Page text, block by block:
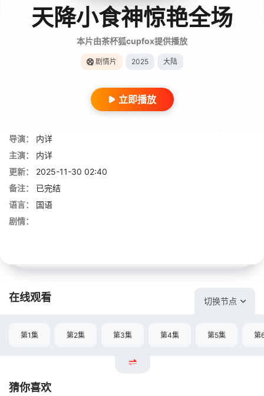
天降小食神惊艳全场
本片由茶杯狐cupfox提供播放
剧情片 2025 大陆
立即播放
导演：
内详
主演：
内详
更新：
2025-11-30 02:40
备注：
已完结
语言：
国语
剧情：
在线观看 切换节点
第1集 第2集 第3集 第4集 第5集 第
猜你喜欢